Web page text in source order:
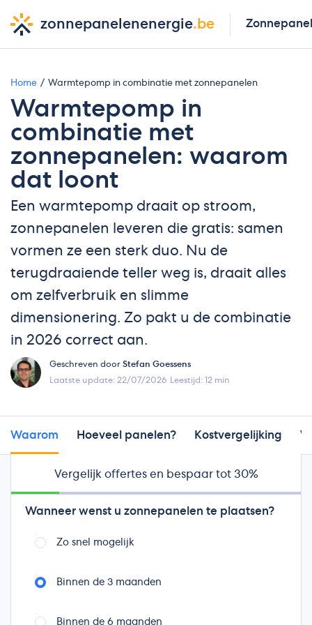
zonnepanelenenergie.be
Home Warmtepomp in combinatie met zonnepanelen
Warmtepomp in
combinatie met
zonnepanelen: waarom
dat loont
Een warmtepomp draait op stroom,
zonnepanelen leveren die gratis: samen
vormen ze een sterk duo. Nu de
terugdraaiende teller weg is, draait alles
om zelfverbruik en slimme
dimensionering. Zo pakt u de combinatie
in 2026 correct aan.
Geschreven door Stefan Goessens
Laatste update: 22/07/2026
Leestijd: 12 min
Waarom Hoeveel panelen? Kostvergelijking
Vergelijk offertes en bespaar tot 30%
Wanneer wenst u zonnepanelen te plaatsen?
Zo snel mogelijk
Binnen de 3 maanden
Binnen de 6 maanden
Ja, een warmtepomp en zonnepanelen vormen een
sterk duo: uw panelen leveren de stroom waar uw
warmtepomp op draait. Alleen is de logica in 2026
terugdraaiende teller weg is, draait alles om
piekbeheer. We leggen uit hoe u de combinatie